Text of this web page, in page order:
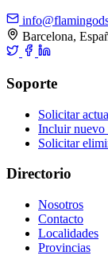
Barcelona,
Soporte
Solicitar
Incluir nuevo
Solicitar
Directorio
Nosotros
Contacto
Localidades
Provincias